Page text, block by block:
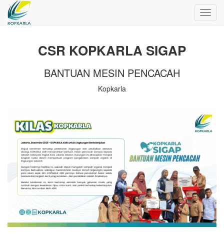
CSR KOPKARLA SIGAP
BANTUAN MESIN PENCACAH
Kopkarla